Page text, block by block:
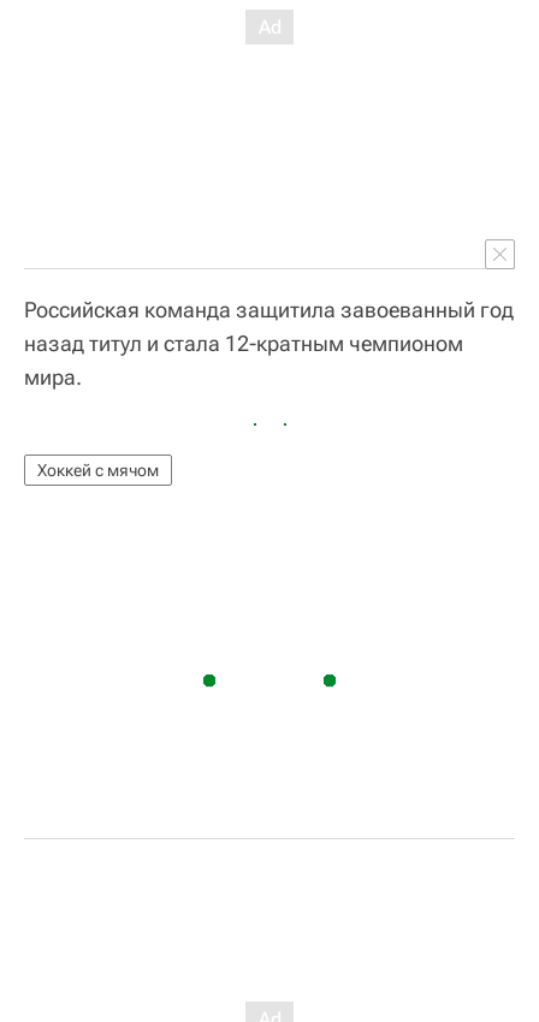
Российская команда защитила завоеванный год
назад титул и стала 12-кратным чемпионом
мира.
Хоккей с мячом